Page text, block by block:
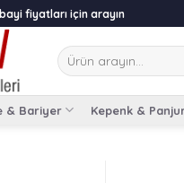
fiyatları için arayın
Ara:
& Bariyer Kepenk &